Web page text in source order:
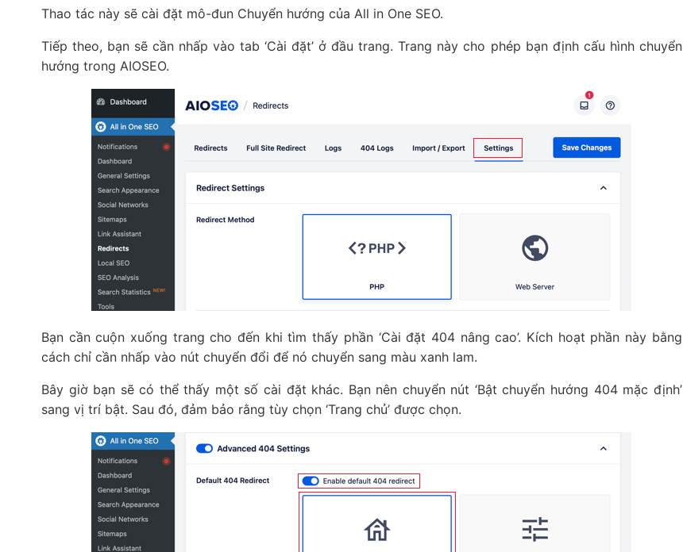
Thao tác này sẽ cài đặt mô-đun Chuyển hướng của All in One SEO.
Tiếp theo, bạn sẽ cần nhấp vào tab ‘Cài đặt’ ở đầu trang. Trang này cho phép bạn định cấu hình chuyển
hướng trong AIOSEO.
Bạn cần cuộn xuống trang cho đến khi tìm thấy phần ‘Cài đặt 404 nâng cao’. Kích hoạt phần này bằng
cách chỉ cần nhấp vào nút chuyển đổi để nó chuyển sang màu xanh lam.
Bây giờ bạn sẽ có thể thấy một số cài đặt khác. Bạn nên chuyển nút ‘Bật chuyển hướng 404 mặc định’
sang vị trí bật. Sau đó, đảm bảo rằng tùy chọn ‘Trang chủ’ được chọn.